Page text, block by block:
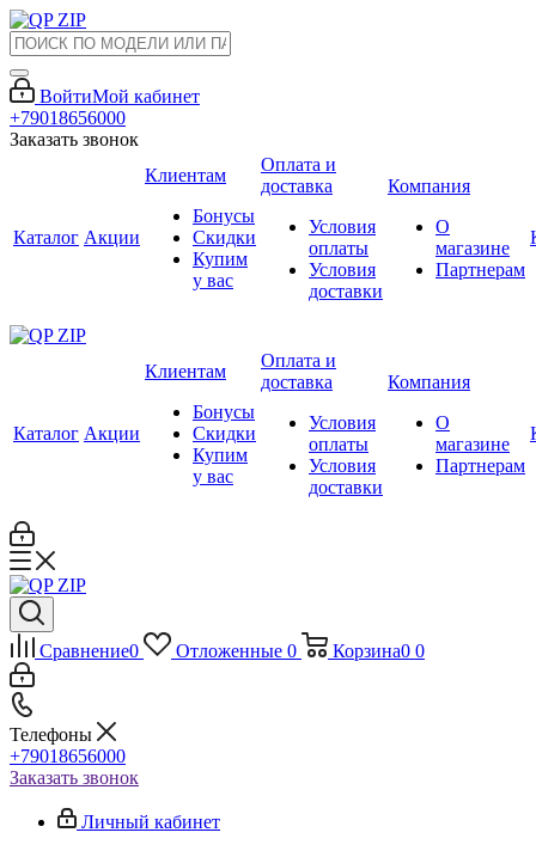
ВойтиМой кабинет
+79018656000
Заказать звонок
Каталог Акции
Клиентам
Бонусы
Скидки
Купим
у вас
Оплата и
доставка
Условия
оплаты
Условия
доставки
Компания
О
магазине
Партнерам
Каталог Акции
Клиентам
Бонусы
Скидки
Купим
у вас
Оплата и
доставка
Условия
оплаты
Условия
доставки
Компания
О
магазине
Партнерам
Сравнение0 Отложенные 0 Корзина0 0
Телефоны
+79018656000
Заказать звонок
Личный кабинет